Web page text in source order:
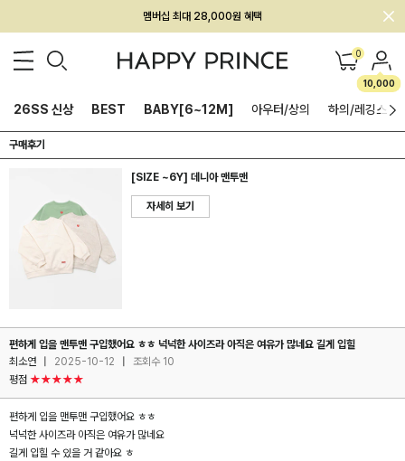
멤버십 최대 28,000원 혜택
0
10,000
26SS 신상 BEST BABY[6~12M] 아우터/상의 하의/레깅스
구매후기
[SIZE ~6Y] 데니아 맨투맨
자세히 보기
편하게 입을 맨투맨 구입했어요 ㅎㅎ 넉넉한 사이즈라 아직은 여유가 많네요 길게 입힐
최소연
2025-10-12
조회수 10
평점 ★★★★★
편하게 입을 맨투맨 구입했어요 ㅎㅎ
넉넉한 사이즈라 아직은 여유가 많네요
길게 입힐 수 있을 거 같아요 ㅎ